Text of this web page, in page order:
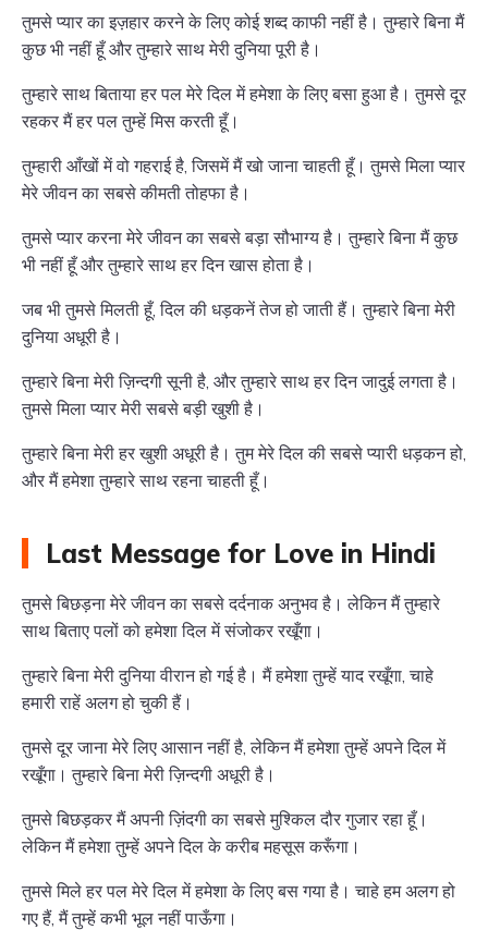
तुमसे प्यार का इज़हार करने के लिए कोई शब्द काफी नहीं है। तुम्हारे बिना मैं
कुछ भी नहीं हूँ और तुम्हारे साथ मेरी दुनिया पूरी है।
तुम्हारे साथ बिताया हर पल मेरे दिल में हमेशा के लिए बसा हुआ है। तुमसे दूर
रहकर मैं हर पल तुम्हें मिस करती हूँ।
तुम्हारी आँखों में वो गहराई है, जिसमें मैं खो जाना चाहती हूँ। तुमसे मिला प्यार
मेरे जीवन का सबसे कीमती तोहफा है।
तुमसे प्यार करना मेरे जीवन का सबसे बड़ा सौभाग्य है। तुम्हारे बिना मैं कुछ
भी नहीं हूँ और तुम्हारे साथ हर दिन खास होता है।
जब भी तुमसे मिलती हूँ, दिल की धड़कनें तेज हो जाती हैं। तुम्हारे बिना मेरी
दुनिया अधूरी है।
तुम्हारे बिना मेरी ज़िन्दगी सूनी है, और तुम्हारे साथ हर दिन जादुई लगता है।
तुमसे मिला प्यार मेरी सबसे बड़ी खुशी है।
तुम्हारे बिना मेरी हर खुशी अधूरी है। तुम मेरे दिल की सबसे प्यारी धड़कन हो,
और मैं हमेशा तुम्हारे साथ रहना चाहती हूँ।
Last Message for Love in Hindi
तुमसे बिछड़ना मेरे जीवन का सबसे दर्दनाक अनुभव है। लेकिन मैं तुम्हारे
साथ बिताए पलों को हमेशा दिल में संजोकर रखूँगा।
तुम्हारे बिना मेरी दुनिया वीरान हो गई है। मैं हमेशा तुम्हें याद रखूँगा, चाहे
हमारी राहें अलग हो चुकी हैं।
तुमसे दूर जाना मेरे लिए आसान नहीं है, लेकिन मैं हमेशा तुम्हें अपने दिल में
रखूँगा। तुम्हारे बिना मेरी ज़िन्दगी अधूरी है।
तुमसे बिछड़कर मैं अपनी ज़िंदगी का सबसे मुश्किल दौर गुजार रहा हूँ।
लेकिन मैं हमेशा तुम्हें अपने दिल के करीब महसूस करूँगा।
तुमसे मिले हर पल मेरे दिल में हमेशा के लिए बस गया है। चाहे हम अलग हो
गए हैं, मैं तुम्हें कभी भूल नहीं पाऊँगा।